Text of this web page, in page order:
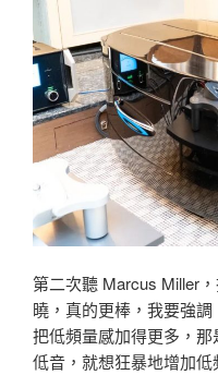
第二次聽 Marcus Miller
曉，真的更棒，我要強
把低頻量感加得更多，
低音，就想狂暴地增加